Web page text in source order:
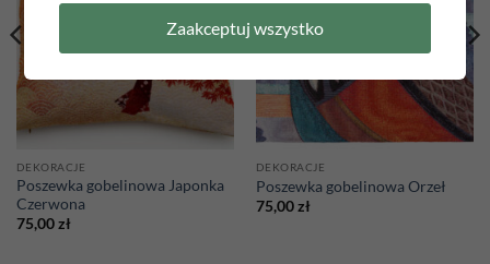
DEKORACJE
Poszewka gobelinowa Japonka
Czerwona
75,00zł
DEKORACJE
Poszewka gobelinowa Orzeł
75,00zł
Zaakceptuj wszystko